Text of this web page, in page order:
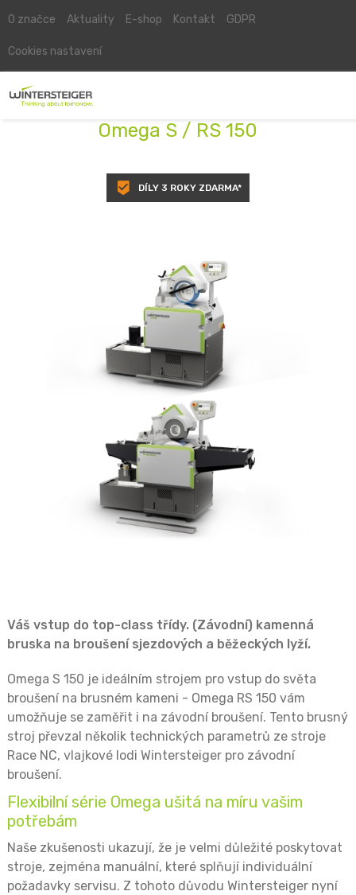
O značce Aktuality E-shop Kontakt GDPR
Cookies nastavení
Omega S / RS 150
DÍLY 3 ROKY ZDARMA*
Váš vstup do top-class třídy. (Závodní) kamenná
bruska na broušení sjezdových a běžeckých lyží.
Omega S 150 je ideálním strojem pro vstup do světa
broušení na brusném kameni - Omega RS 150 vám
umožňuje se zaměřit i na závodní broušení. Tento brusný
stroj převzal několik technických parametrů ze stroje
Race NC, vlajkové lodi Wintersteiger pro závodní
broušení.
Flexibilní série Omega ušitá na míru vašim
potřebám
Naše zkušenosti ukazují, že je velmi důležité poskytovat
stroje, zejména manuální, které splňují individuální
požadavky servisu. Z tohoto důvodu Wintersteiger nyní